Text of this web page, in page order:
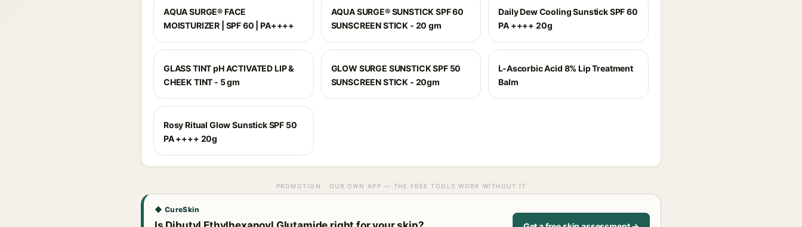
AQUA SURGE® FACE
MOISTURIZER | SPF 60 | PA++++
AQUA SURGE® SUNSTICK SPF 60
SUNSCREEN STICK - 20 gm
Daily Dew Cooling Sunstick SPF 60
PA ++++ 20g
GLASS TINT pH ACTIVATED LIP &
CHEEK TINT - 5 gm
GLOW SURGE SUNSTICK SPF 50
SUNSCREEN STICK - 20gm
L-Ascorbic Acid 8% Lip Treatment
Balm
Rosy Ritual Glow Sunstick SPF 50
PA ++++ 20g
PROMOTION · OUR OWN APP — THE FREE TOOLS WORK WITHOUT IT
◆ CureSkin